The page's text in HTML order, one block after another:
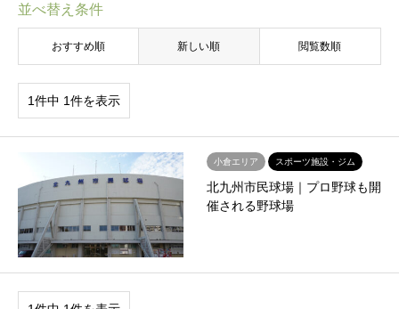
並べ替え条件
おすすめ順 新しい順 閲覧数順
1件中 1件を表示
小倉エリア スポーツ施設・ジム
北九州市民球場｜プロ野球も開
催される野球場